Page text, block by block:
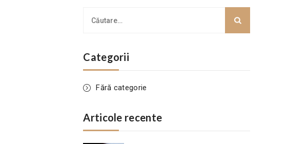
Categorii
Fără categorie
Articole recente